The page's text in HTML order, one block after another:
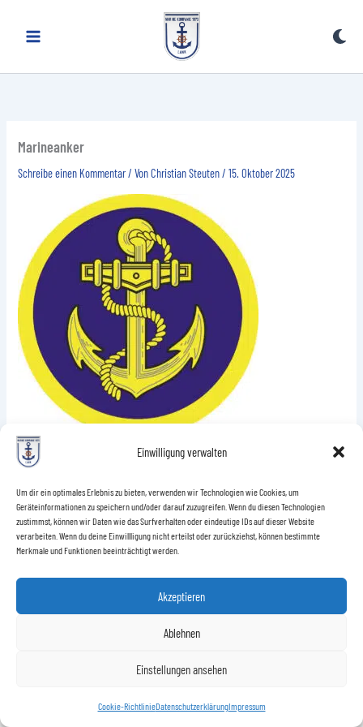
Einwilligung verwalten
Um dir ein optimales Erlebnis zu bieten, verwenden wir Technologien wie Cookies, um
Geräteinformationen zu speichern und/oder darauf zuzugreifen. Wenn du diesen Technologien
zustimmst, können wir Daten wie das Surfverhalten oder eindeutige IDs auf dieser Website
verarbeiten. Wenn du deine Einwillligung nicht erteilst oder zurückziehst, können bestimmte
Merkmale und Funktionen beeinträchtigt werden.
Akzeptieren
Ablehnen
Einstellungen ansehen
Cookie-RichtlinieDatenschutzerklärungImpressum
springen
Marineanker
Schreibe einen Kommentar/ VonChristian Steuten/15. Oktober 2025
Copyright © 2026 Marinekompanie 1973 Lank
Datenschutzerklärung